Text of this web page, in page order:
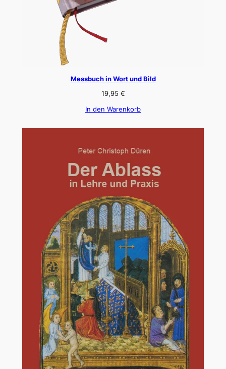
Messbuch in Wort und Bild
19,95 €
In den Warenkorb